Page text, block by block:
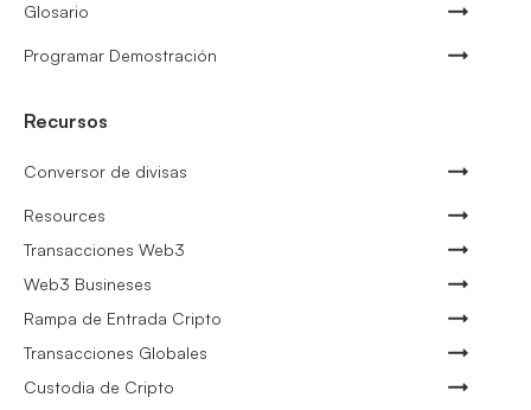
Glosario
Programar Demostración
Recursos
Conversor de divisas
Resources
Transacciones Web3
Web3 Busineses
Rampa de Entrada Cripto
Transacciones Globales
Custodia de Cripto